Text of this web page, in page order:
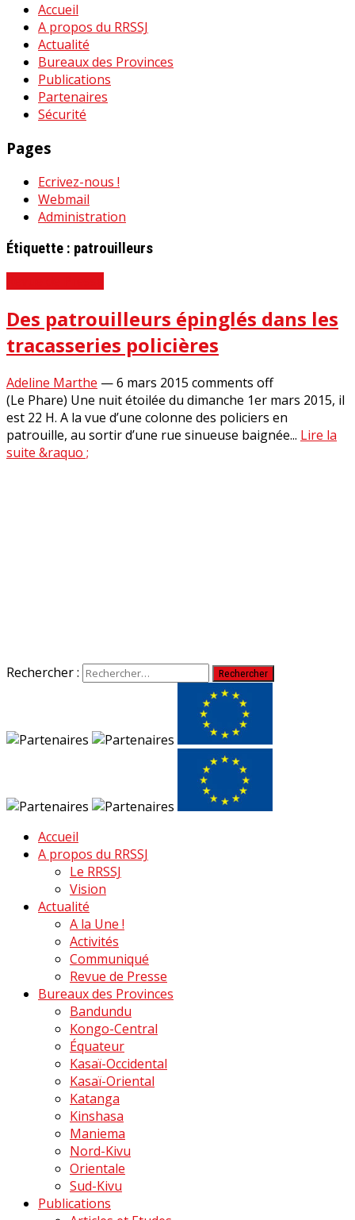
Accueil
A propos du RRSSJ
Actualité
Bureaux des Provinces
Publications
Partenaires
Sécurité
Pages
Ecrivez-nous !
Webmail
Administration
Étiquette : patrouilleurs
Des patrouilleurs épinglés dans les
tracasseries policières
Adeline Marthe —6 mars 2015 comments off
(Le Phare) Une nuit étoilée du dimanche 1er mars 2015, il
est 22 H. A la vue d’une colonne des policiers en
patrouille, au sortir d’une rue sinueuse baignée... Lire la
suite &raquo ;
Rechercher :
Accueil
A propos du RRSSJ
Le RRSSJ
Vision
Actualité
A la Une !
Activités
Communiqué
Revue de Presse
Bureaux des Provinces
Bandundu
Kongo-Central
Équateur
Kasaï-Occidental
Kasaï-Oriental
Katanga
Kinshasa
Maniema
Nord-Kivu
Orientale
Sud-Kivu
Publications